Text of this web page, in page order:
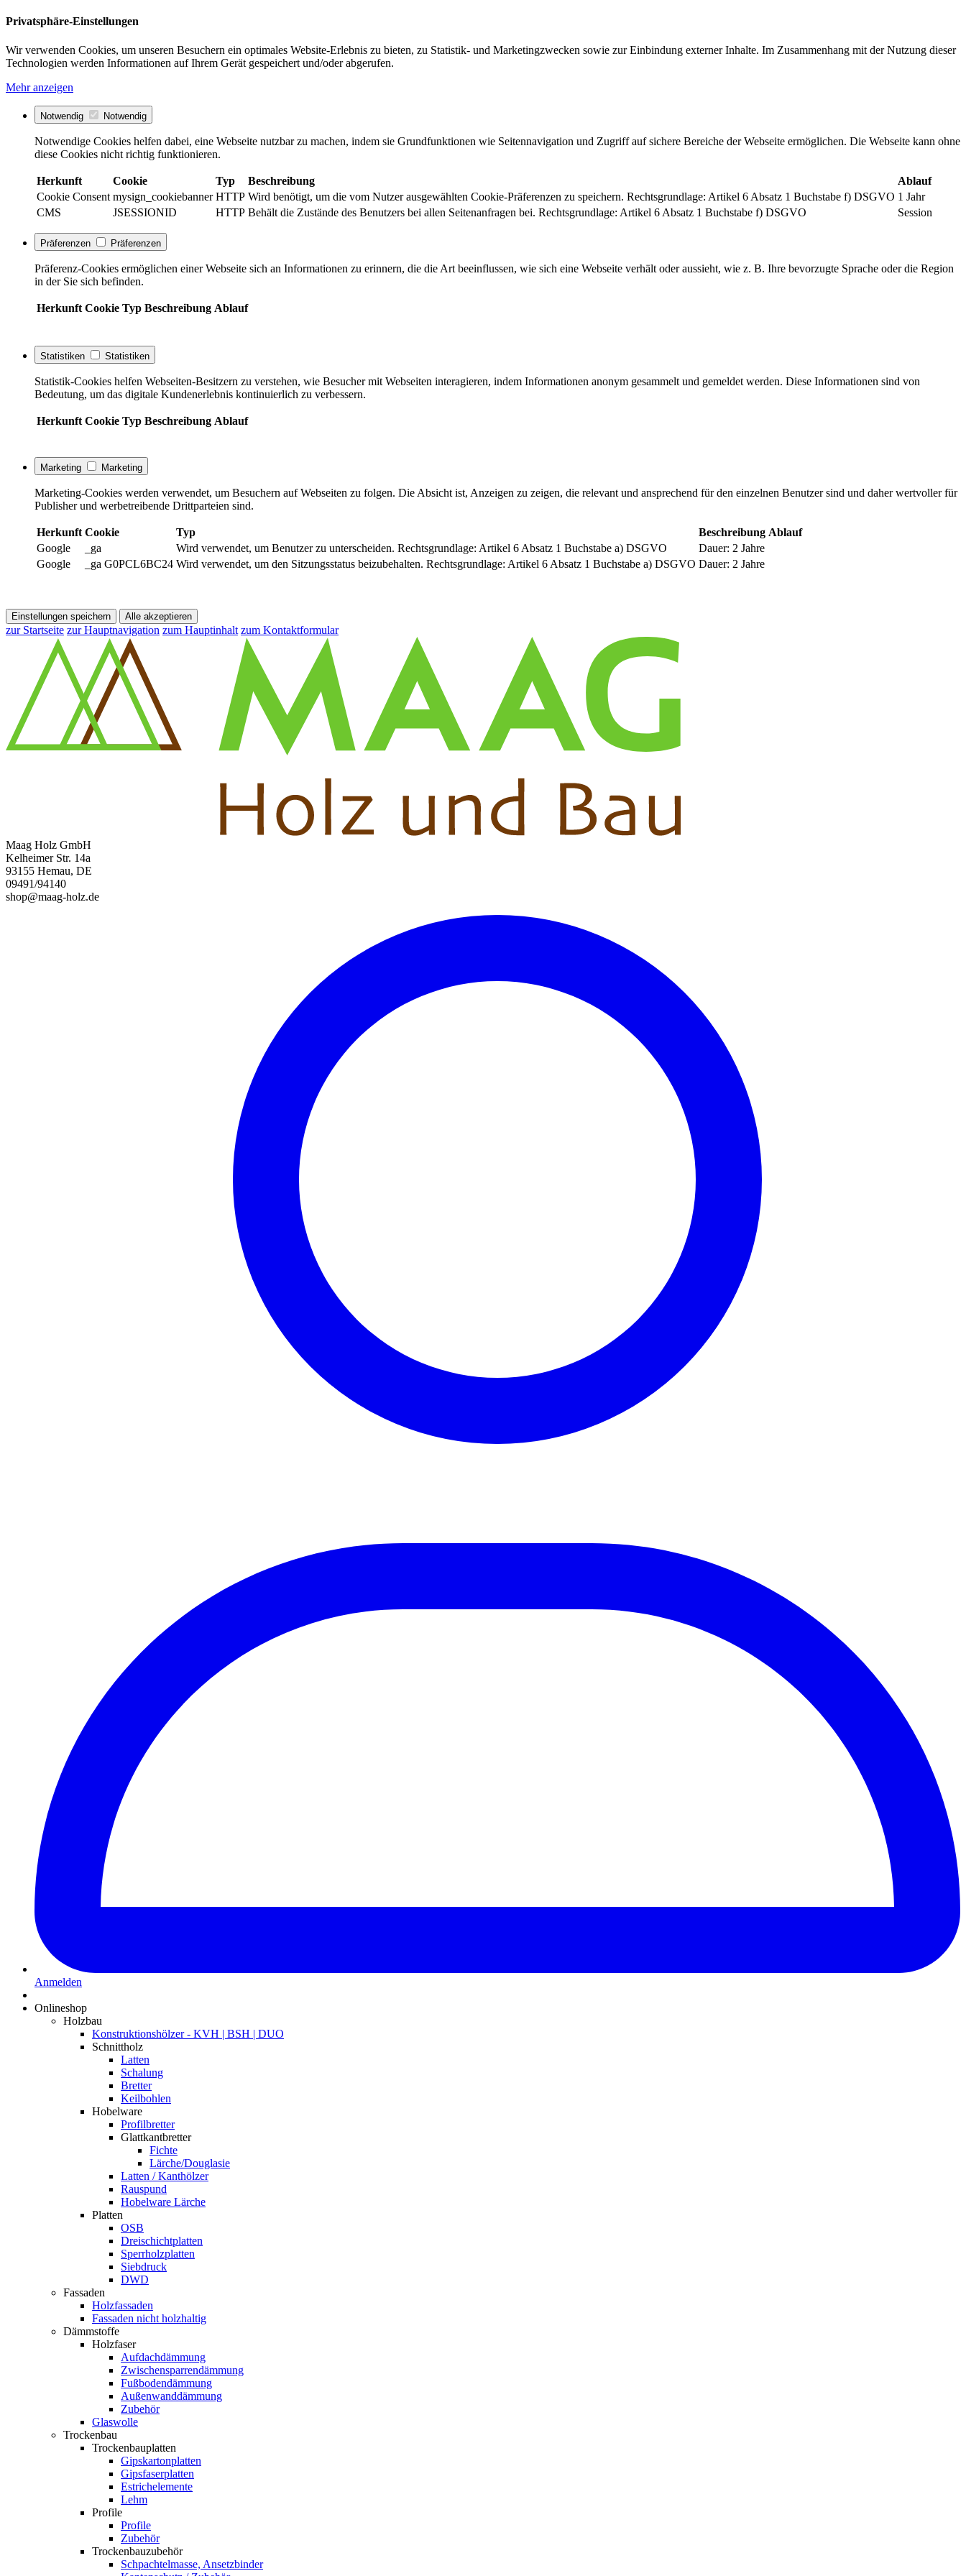
Privatsphäre-Einstellungen
Wir verwenden Cookies, um unseren Besuchern ein optimales Website-Erlebnis zu bieten, zu Statistik- und Marketingzwecken sowie zur Einbindung externer Inhalte. Im Zusammenhang mit der Nutzung dieser
Technologien werden Informationen auf Ihrem Gerät gespeichert und/oder abgerufen.
Mehr anzeigen
Notwendig Notwendig
Notwendige Cookies helfen dabei, eine Webseite nutzbar zu machen, indem sie Grundfunktionen wie Seitennavigation und Zugriff auf sichere Bereiche der Webseite ermöglichen. Die Webseite kann ohne
diese Cookies nicht richtig funktionieren.
Herkunft Cookie Typ Beschreibung
Ablauf
Cookie Consent mysign_cookiebanner HTTP Wird benötigt, um die vom Nutzer ausgewählten Cookie-Präferenzen zu speichern. Rechtsgrundlage: Artikel 6 Absatz 1 Buchstabe f) DSGVO 1 Jahr
CMS
JSESSIONID HTTP Behält die Zustände des Benutzers bei allen Seitenanfragen bei. Rechtsgrundlage: Artikel 6 Absatz 1 Buchstabe f) DSGVO Session
Präferenzen Präferenzen
Präferenz-Cookies ermöglichen einer Webseite sich an Informationen zu erinnern, die die Art beeinflussen, wie sich eine Webseite verhält oder aussieht, wie z. B. Ihre bevorzugte Sprache oder die Region
in der Sie sich befinden.
Herkunft Cookie Typ Beschreibung Ablauf
Statistiken Statistiken
Statistik-Cookies helfen Webseiten-Besitzern zu verstehen, wie Besucher mit Webseiten interagieren, indem Informationen anonym gesammelt und gemeldet werden. Diese Informationen sind von
Bedeutung, um das digitale Kundenerlebnis kontinuierlich zu verbessern.
Herkunft Cookie Typ Beschreibung Ablauf
Marketing Marketing
Marketing-Cookies werden verwendet, um Besuchern auf Webseiten zu folgen. Die Absicht ist, Anzeigen zu zeigen, die relevant und ansprechend für den einzelnen Benutzer sind und daher wertvoller für
Publisher und werbetreibende Drittparteien sind.
Herkunft Cookie Typ Beschreibung Ablauf
Google
_ga Wird verwendet, um Benutzer zu unterscheiden. Rechtsgrundlage: Artikel 6 Absatz 1 Buchstabe a) DSGVO
Dauer: 2 Jahre
Google
_ga G0PCL6BC24 Wird verwendet, um den Sitzungsstatus beizubehalten. Rechtsgrundlage: Artikel 6 Absatz 1 Buchstabe a) DSGVO Dauer: 2 Jahre
Einstellungen speichern Alle akzeptieren
zur Startseite zur Hauptnavigation zum Hauptinhalt zum Kontaktformular
Maag Holz GmbH
Kelheimer Str. 14a
93155 Hemau, DE
09491/94140
shop@maag-holz.de
Anmelden
Onlineshop
Holzbau
Konstruktionshölzer - KVH | BSH | DUO
Schnittholz
Latten
Schalung
Bretter
Keilbohlen
Hobelware
Profilbretter
Glattkantbretter
Fichte
Lärche/Douglasie
Latten / Kanthölzer
Rauspund
Hobelware Lärche
Platten
OSB
Dreischichtplatten
Sperrholzplatten
Siebdruck
DWD
Fassaden
Holzfassaden
Fassaden nicht holzhaltig
Dämmstoffe
Holzfaser
Aufdachdämmung
Zwischensparrendämmung
Fußbodendämmung
Außenwanddämmung
Zubehör
Glaswolle
Trockenbau
Trockenbauplatten
Gipskartonplatten
Gipsfaserplatten
Estrichelemente
Lehm
Profile
Profile
Zubehör
Trockenbauzubehör
Schpachtelmasse, Ansetzbinder